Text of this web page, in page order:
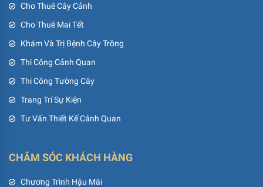
Cho Thuê Cây Cảnh
Cho Thuê Mai Tết
Khám Và Trị Bệnh Cây Trồng
Thi Công Cảnh Quan
Thi Công Tường Cây
Trang Trí Sự Kiện
Tư Vấn Thiết Kế Cảnh Quan
CHĂM SÓC KHÁCH HÀNG
Chương Trình Hậu Mãi